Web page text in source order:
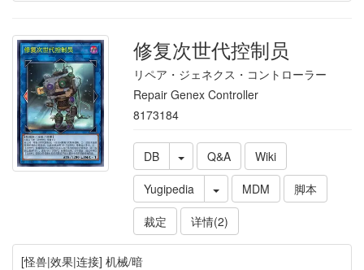
修复次世代控制员
リペア・ジェネクス・コントローラー
Repair Genex Controller
8173184
DB Q&A
Wiki
Yugipedia
MDM
脚本
裁定
详情(2)
[怪兽|效果|连接] 机械/暗